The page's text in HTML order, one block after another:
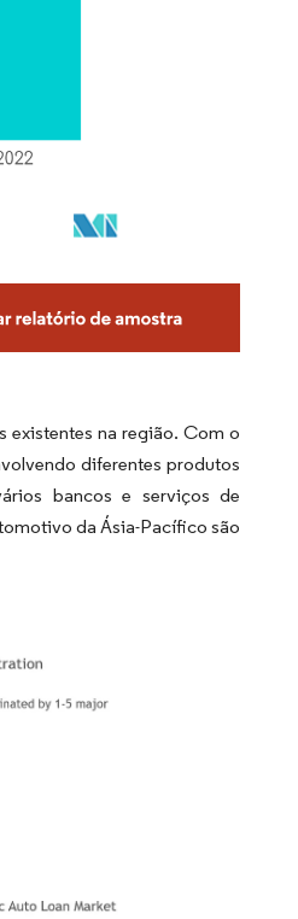
existentes na região. Com o
diferentes produtos
bancos e serviços de
da Ásia-Pacífico são